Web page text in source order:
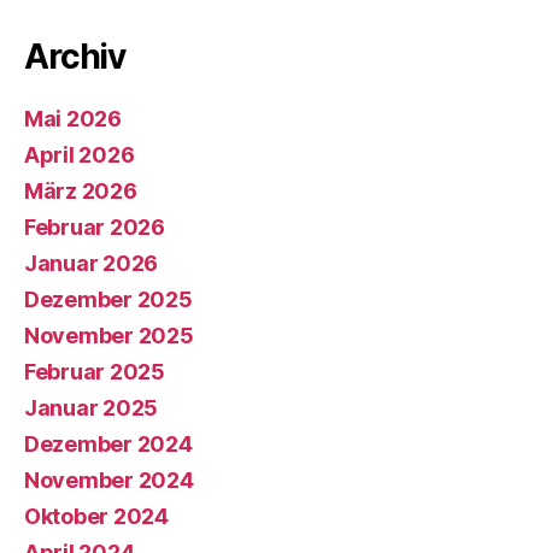
Archiv
Mai 2026
April 2026
März 2026
Februar 2026
Januar 2026
Dezember 2025
November 2025
Februar 2025
Januar 2025
Dezember 2024
November 2024
Oktober 2024